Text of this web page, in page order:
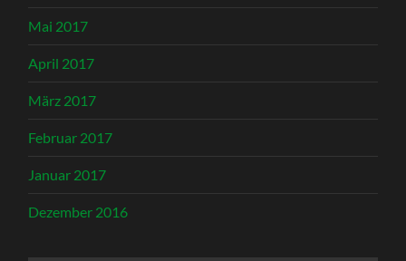
Mai 2017
April 2017
März 2017
Februar 2017
Januar 2017
Dezember 2016